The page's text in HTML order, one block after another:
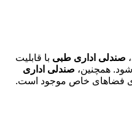
صندلی اداری طبی با قابلیت
همچنین، صندلی اداری
فضاهای خاص موجود است.